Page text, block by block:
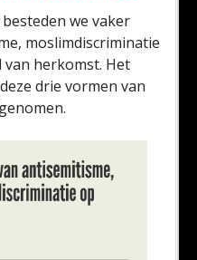
we vaker
moslimdiscriminatie
herkomst. Het
drie vormen van